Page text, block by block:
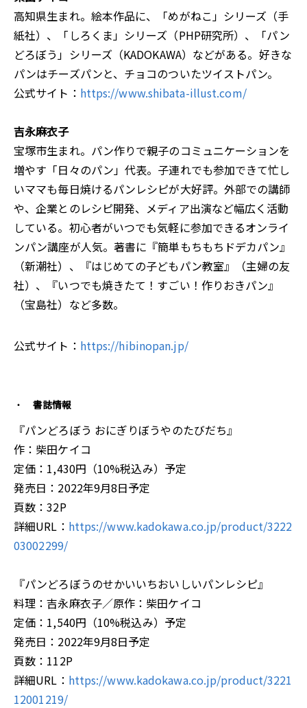
高知県生まれ。絵本作品に、「めがねこ」シリーズ（手
紙社）、「しろくま」シリーズ（PHP研究所）、「パン
どろぼう」シリーズ（KADOKAWA）などがある。好きな
パンはチーズパンと、チョコのついたツイストパン。
公式サイト： https://www.shibata-illust.com/
吉永麻衣子
宝塚市生まれ。パン作りで親子のコミュニケーションを
増やす「日々のパン」代表。子連れでも参加できて忙し
いママも毎日焼けるパンレシピが大好評。外部での講師
や、企業とのレシピ開発、メディア出演など幅広く活動
している。初心者がいつでも気軽に参加できるオンライ
ンパン講座が人気。著書に『簡単もちもちドデカパン』
（新潮社）、『はじめての子どもパン教室』（主婦の友
社）、『いつでも焼きたて！すごい！作りおきパン』
（宝島社）など多数。
公式サイト： https://hibinopan.jp/
書誌情報
『パンどろぼう おにぎりぼうやのたびだち』
作：柴田ケイコ
定価：1,430円（10%税込み）予定
発売日：2022年9月8日予定
頁数：32P
詳細URL： https://www.kadokawa.co.jp/product/3222
03002299/
『パンどろぼうのせかいいちおいしいパンレシピ』
料理：吉永麻衣子／原作：柴田ケイコ
定価：1,540円（10%税込み）予定
発売日：2022年9月8日予定
頁数：112P
詳細URL： https://www.kadokawa.co.jp/product/3221
12001219/